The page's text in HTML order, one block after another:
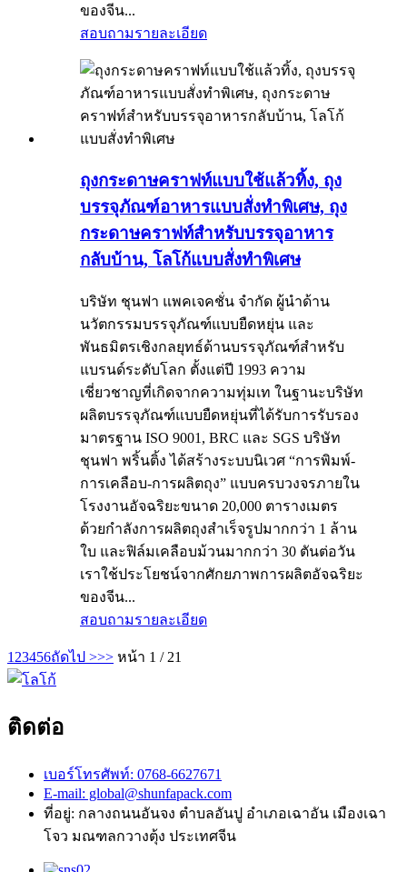
ของจีน...
สอบถามรายละเอียด
ถุงกระดาษคราฟท์แบบใช้แล้วทิ้ง, ถุง
บรรจุภัณฑ์อาหารแบบสั่งทำพิเศษ, ถุง
กระดาษคราฟท์สำหรับบรรจุอาหาร
กลับบ้าน, โลโก้แบบสั่งทำพิเศษ
บริษัท ชุนฟา แพคเจคชั่น จำกัด ผู้นำด้าน
นวัตกรรมบรรจุภัณฑ์แบบยืดหยุ่น และ
พันธมิตรเชิงกลยุทธ์ด้านบรรจุภัณฑ์สำหรับ
แบรนด์ระดับโลก ตั้งแต่ปี 1993 ความ
เชี่ยวชาญที่เกิดจากความทุ่มเท ในฐานะบริษัท
ผลิตบรรจุภัณฑ์แบบยืดหยุ่นที่ได้รับการรับรอง
มาตรฐาน ISO 9001, BRC และ SGS บริษัท
ชุนฟา พริ้นติ้ง ได้สร้างระบบนิเวศ “การพิมพ์-
การเคลือบ-การผลิตถุง” แบบครบวงจรภายใน
โรงงานอัจฉริยะขนาด 20,000 ตารางเมตร
ด้วยกำลังการผลิตถุงสำเร็จรูปมากกว่า 1 ล้าน
ใบ และฟิล์มเคลือบม้วนมากกว่า 30 ตันต่อวัน
เราใช้ประโยชน์จากศักยภาพการผลิตอัจฉริยะ
ของจีน...
สอบถามรายละเอียด
1 23456ถัดไป >>> หน้า 1 / 21
ติดต่อ
เบอร์โทรศัพท์: 0768-6627671
E-mail: global@shunfapack.com
ที่อยู่: กลางถนนอันจง ตำบลอันปู อำเภอเฉาอัน เมืองเฉา
โจว มณฑลกวางตุ้ง ประเทศจีน